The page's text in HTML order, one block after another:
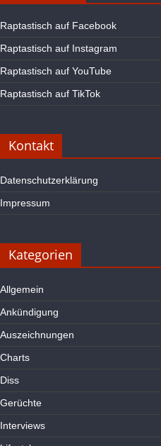
Raptastisch auf Facebook
Raptastisch auf Instagram
Raptastisch auf YouTube
Raptastisch auf TikTok
Kontakt
Datenschutzerklärung
Impressum
Kategorien
Allgemein
Ankündigung
Auszeichnungen
Charts
Diss
Gerüchte
Interviews